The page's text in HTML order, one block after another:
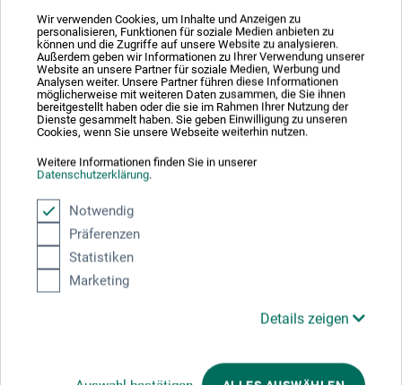
Wir verwenden Cookies, um Inhalte und Anzeigen zu
personalisieren, Funktionen für soziale Medien anbieten zu
können und die Zugriffe auf unsere Website zu analysieren.
Außerdem geben wir Informationen zu Ihrer Verwendung unserer
Website an unsere Partner für soziale Medien, Werbung und
Analysen weiter. Unsere Partner führen diese Informationen
möglicherweise mit weiteren Daten zusammen, die Sie ihnen
bereitgestellt haben oder die sie im Rahmen Ihrer Nutzung der
Dienste gesammelt haben. Sie geben Einwilligung zu unseren
Cookies, wenn Sie unsere Webseite weiterhin nutzen.
Weitere Informationen finden Sie in unserer
Datenschutzerklärung.
Notwendig
Präferenzen
Statistiken
Marketing
Details zeigen
Der Kurs richtet sich an Einsteigerinnen und Einsteiger sowie
an alle, die Freude an der fernöstlichen Maltradition haben und
ihre gestische Ausdruckskraft entdecken möchten.
Vorkenntnisse sind nicht erforderlich.
Veranstaltungsdatum
27. - 28. Jun. 2026
Sie schauen derzeitig auf eine vergangene
Veranstaltung